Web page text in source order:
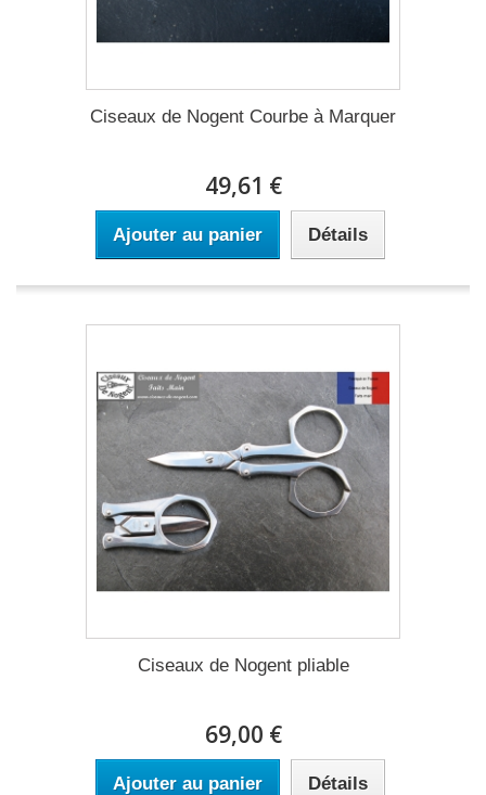
Ciseaux de Nogent Courbe à Marquer
49,61 €
Ajouter au panier Détails
Ciseaux de Nogent pliable
69,00 €
Ajouter au panier Détails